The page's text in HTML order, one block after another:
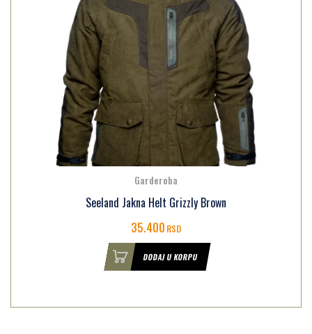
Garderoba
Seeland Jakna Helt Grizzly Brown
35.400RSD
DODAJ U KORPU